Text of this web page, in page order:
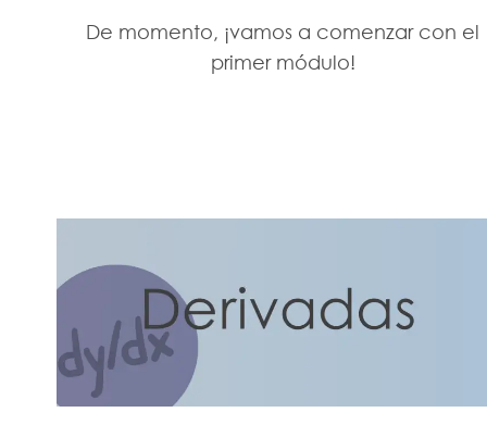
De momento, ¡vamos a comenzar con el
primer módulo!